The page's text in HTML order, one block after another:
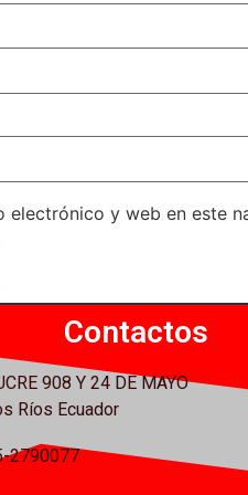
electrónico y web en este
Contactos
908 Y 24 DE MAYO
Ríos Ecuador
2790077